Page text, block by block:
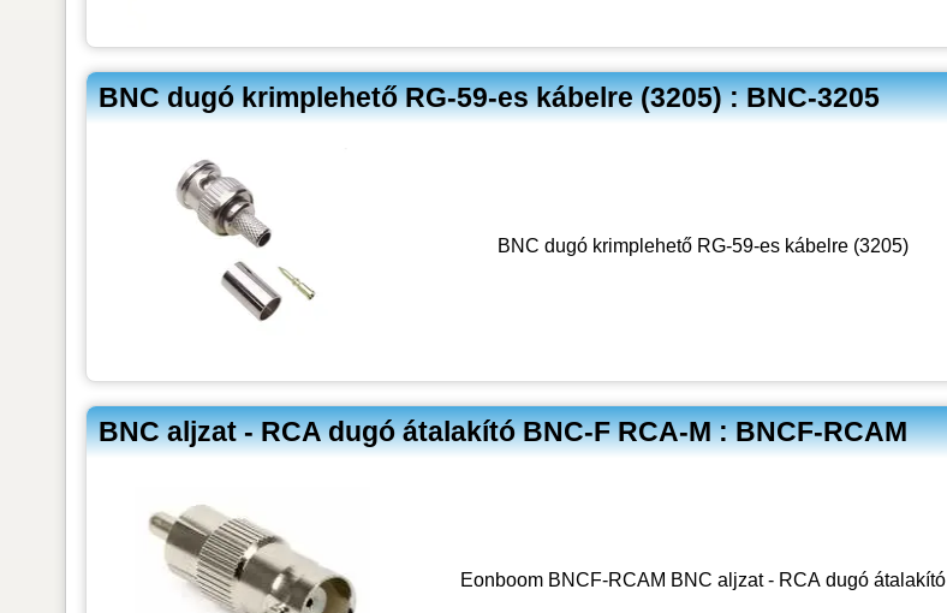
BNC dugó krimplehető RG-59-es kábelre (3205) : BNC-3205
BNC dugó krimplehető RG-59-es kábelre (3205)
BNC aljzat - RCA dugó átalakító BNC-F RCA-M : BNCF-RCAM
Eonboom BNCF-RCAM BNC aljzat - RCA dugó átalakító